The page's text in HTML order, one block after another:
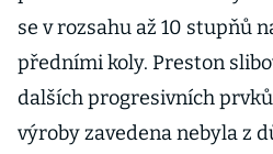
se v rozsahu až 10 stupňů
předními koly. Preston
dalších progresivních
výroby zavedena nebyla z